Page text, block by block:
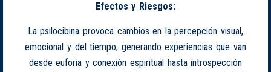
Efectos y Riesgos:
La psilocibina provoca cambios en la percepción visual,
emocional y del tiempo, generando experiencias que van
desde euforia y conexión espiritual hasta introspección